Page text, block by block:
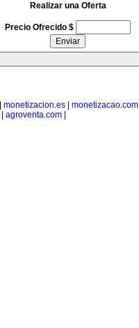
Realizar una Oferta
Precio Ofrecido $
monetizacion.es| monetizacao.com|
agroventa.com